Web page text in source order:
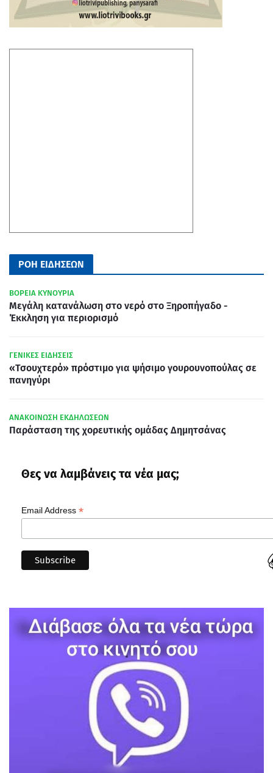
ΡΟΗ ΕΙΔΗΣΕΩΝ
ΒΟΡΕΙΑ ΚΥΝΟΥΡΙΑ
Μεγάλη κατανάλωση στο νερό στο Ξηροπήγαδο -
Έκκληση για περιορισμό
ΓΕΝΙΚΕΣ ΕΙΔΗΣΕΙΣ
«Τσουχτερό» πρόστιμο για ψήσιμο γουρουνοπούλας σε
πανηγύρι
ΑΝΑΚΟΙΝΩΣΗ ΕΚΔΗΛΩΣΕΩΝ
Παράσταση της χορευτικής ομάδας Δημητσάνας
Θες να λαμβάνεις τα νέα μας;
Email Address *